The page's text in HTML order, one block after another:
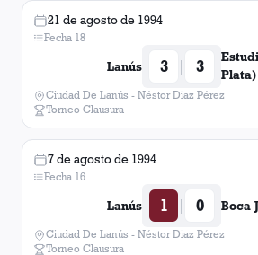
Almirante Brown
Deportivo Mandiyú
Atlético Tucumán
21 de agosto de 1994
Fecha 18
Lanús 3 | 3
Plata)
Ciudad De Lanús - Néstor Diaz Pérez
Torneo Clausura
7 de agosto de 1994
Fecha 16
Lanús 1 | 0 Boca
Ciudad De Lanús - Néstor Diaz Pérez
Torneo Clausura